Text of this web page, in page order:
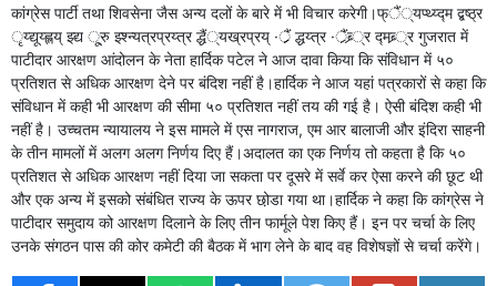
कांग्रेस पार्टी तथा शिवसेना जैस अन्य दलों के बारे में भी विचार करेगी।फ्ैं्यप्थ्य्द्म द्बष्ठ्र
ृय्द्यूय्ह्लय् झ्द्य ू्रु झ्श्न्यत्रप्रय्त्र द्धैं्यख्रप्रय् ·र्ैंर्‍ द्धय्त्र ·र्ैंब्र्‍्र द्मब्र्‍्र गुजरात में
पाटीदार आरक्षण आंदोलन के नेता हार्दिक पटेल ने आज दावा किया कि संविधान में ५०
प्रतिशत से अधिक आरक्षण देने पर बंदिश नहीं है।हार्दिक ने आज यहां पत्रकारों से कहा कि
संविधान में कही भी आरक्षण की सीमा ५० प्रतिशत नहीं तय की गई है। ऐसी बंदिश कही भी
नहीं है। उच्चतम न्यायालय ने इस मामले में एस नागराज, एम आर बालाजी और इंदिरा साहनी
के तीन मामलों में अलग अलग निर्णय दिए हैं।अदालत का एक निर्णय तो कहता है कि ५०
प्रतिशत से अधिक आरक्षण नहीं दिया जा सकता पर दूसरे में सर्वे कर ऐसा करने की छूट थी
और एक अन्य में इसको संबंधित राज्य के ऊपर छो़डा गया था।हार्दिक ने कहा कि कांग्रेस ने
पाटीदार समुदाय को आरक्षण दिलाने के लिए तीन फार्मूले पेश किए हैं। इन पर चर्चा के लिए
उनके संगठन पास की कोर कमेटी की बैठक में भाग लेने के बाद वह विशेषज्ञों से चर्चा करेंगे।